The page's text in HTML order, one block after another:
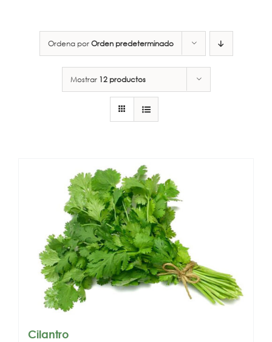
Ordena porOrden predeterminado
Mostrar 12 productos
Cilantro